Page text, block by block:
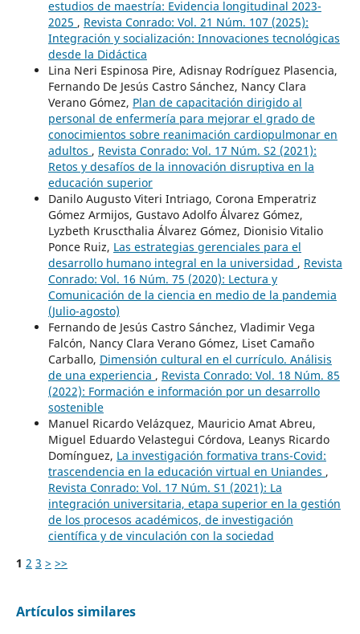
estudios de maestría: Evidencia longitudinal 2023-
2025 , Revista Conrado: Vol. 21 Núm. 107 (2025):
Integración y socialización: Innovaciones tecnológicas
desde la Didáctica
Lina Neri Espinosa Pire, Adisnay Rodríguez Plasencia,
Fernando De Jesús Castro Sánchez, Nancy Clara
Verano Gómez, Plan de capacitación dirigido al
personal de enfermería para mejorar el grado de
conocimientos sobre reanimación cardiopulmonar en
adultos , Revista Conrado: Vol. 17 Núm. S2 (2021):
Retos y desafíos de la innovación disruptiva en la
educación superior
Danilo Augusto Viteri Intriago, Corona Emperatriz
Gómez Armijos, Gustavo Adolfo Álvarez Gómez,
Lyzbeth Kruscthalia Álvarez Gómez, Dionisio Vitalio
Ponce Ruiz, Las estrategias gerenciales para el
desarrollo humano integral en la universidad , Revista
Conrado: Vol. 16 Núm. 75 (2020): Lectura y
Comunicación de la ciencia en medio de la pandemia
(Julio-agosto)
Fernando de Jesús Castro Sánchez, Vladimir Vega
Falcón, Nancy Clara Verano Gómez, Liset Camaño
Carballo, Dimensión cultural en el currículo. Análisis
de una experiencia , Revista Conrado: Vol. 18 Núm. 85
(2022): Formación e información por un desarrollo
sostenible
Manuel Ricardo Velázquez, Mauricio Amat Abreu,
Miguel Eduardo Velastegui Córdova, Leanys Ricardo
Domínguez, La investigación formativa trans-Covid:
trascendencia en la educación virtual en Uniandes ,
Revista Conrado: Vol. 17 Núm. S1 (2021): La
integración universitaria, etapa superior en la gestión
de los procesos académicos, de investigación
científica y de vinculación con la sociedad
1 2 3 > >>
Artículos similares